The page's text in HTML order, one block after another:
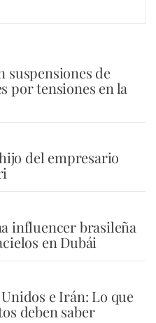
suspensiones de
por tensiones en la
del empresario
influencer brasileña
en Dubái
e Irán: Lo que
deben saber